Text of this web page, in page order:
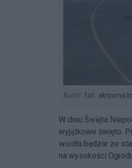
Autor: fot.:
W dniu Święta
wyjątkowe święto.
wiodła będzie ze
na wysokości